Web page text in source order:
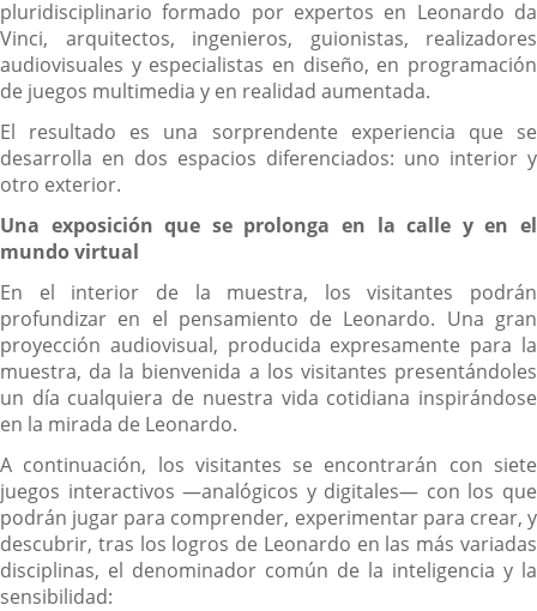
pluridisciplinario formado por expertos en Leonardo da
Vinci, arquitectos, ingenieros, guionistas, realizadores
audiovisuales y especialistas en diseño, en programación
de juegos multimedia y en realidad aumentada.
El resultado es una sorprendente experiencia que se
desarrolla en dos espacios diferenciados: uno interior y
otro exterior.
Una exposición que se prolonga en la calle y en el
mundo virtual
En el interior de la muestra, los visitantes podrán
profundizar en el pensamiento de Leonardo. Una gran
proyección audiovisual, producida expresamente para la
muestra, da la bienvenida a los visitantes presentándoles
un día cualquiera de nuestra vida cotidiana inspirándose
en la mirada de Leonardo.
A continuación, los visitantes se encontrarán con siete
juegos interactivos —analógicos y digitales— con los que
podrán jugar para comprender, experimentar para crear, y
descubrir, tras los logros de Leonardo en las más variadas
disciplinas, el denominador común de la inteligencia y la
sensibilidad: